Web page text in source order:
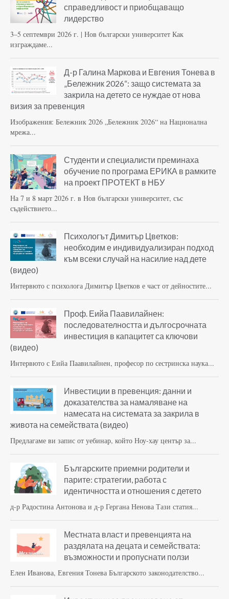
справедливост и приобщаващо
лидерство
3–5 септември 2026 г. | Нов български университет Как
изграждаме...
Д-р Галина Маркова и Евгения Тонева в
„Бележник 2026“: защо системата за
закрила на детето се нуждае от нова
визия за превенция
Изображения: Бележник 2026 „Бележник 2026“ на Национална
мрежа...
Студенти и специалисти преминаха
обучение по програма ЕРИКА в рамките
на проект ПРОТЕКТ в НБУ
На 7 и 8 март 2026 г. в Нов български университет, със
съдействието...
Психологът Димитър Цветков:
необходим е индивидуализиран подход
към всеки случай на насилие над дете
(видео)
Интервюто с психолога Димитър Цветков е част от дейностите...
Проф. Еийа Паавилайнен:
последователността и дългосрочната
инвестиция в капацитет са ключови
(видео)
Интервюто с Еийа Паавилайнен, професор по сестринска наука...
Инвестиции в превенция: данни и
доказателства за намаляване на
намесата на системата за закрила в
живота на семействата (видео)
Предлагаме ви запис от уебинар, който Ноу-хау център за...
Българските приемни родители и
парите: стратегии, работа с
идентичността и отношения с детето
д-р Радостина Антонова и д-р Гергана Ненова Тази статия...
Местната власт и превенцията на
раздялата на децата и семействата:
възможности и пропуснати ползи
Елен Иванова, Евгения Тонева Българското законодателство...